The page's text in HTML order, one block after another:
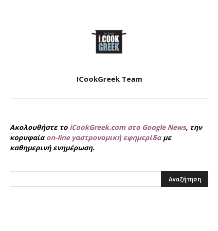
ICookGreek Team
Ακολουθήστε το iCookGreek.com στο Google News, την
κορυφαία on-line γαστρονομική εφημερίδαμε
καθημερινή ενημέρωση.